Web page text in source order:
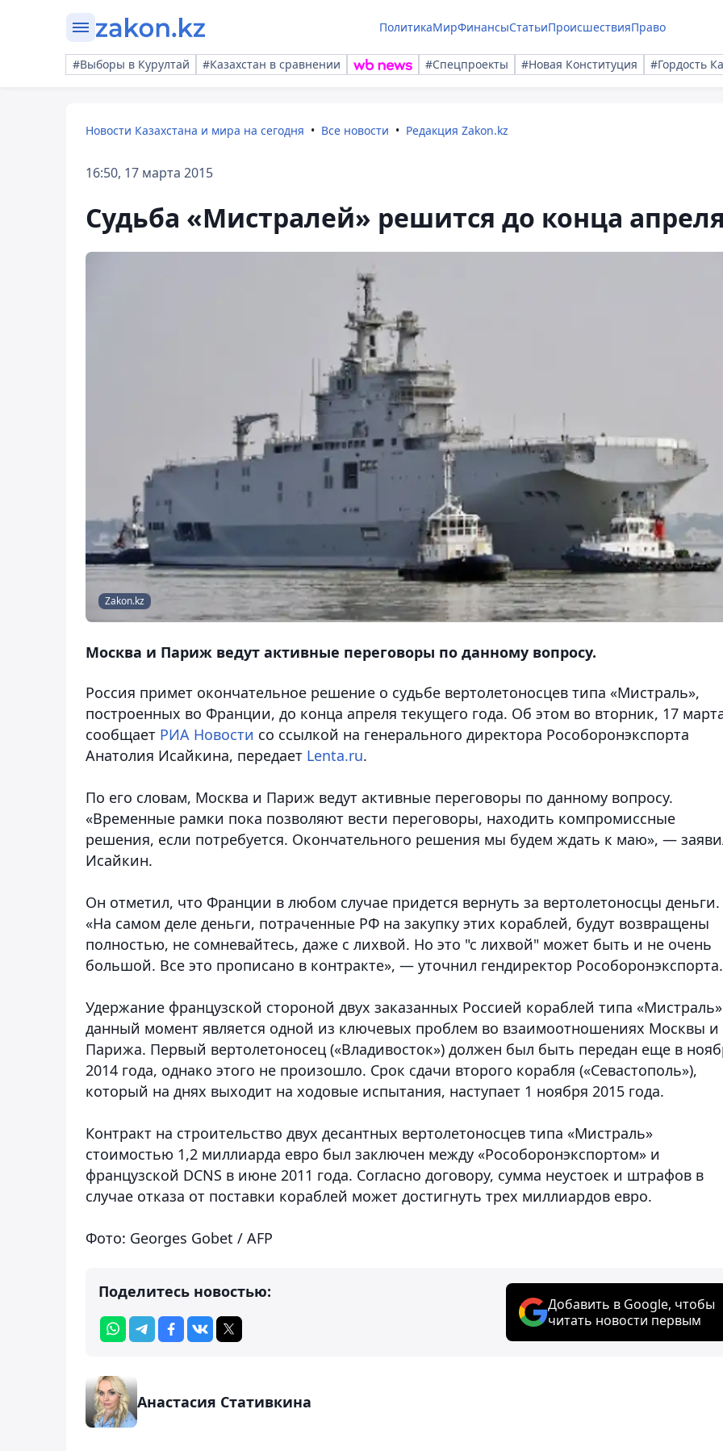
ПолитикаМирФинансыСтатьиПроисшествияПраво
#Выборы в Курултай #Казахстан в сравнении #Спецпроекты #Новая Конституция #Гордость
Новости Казахстана и мира на сегодня Все новости Редакция Zakon.kz
16:50, 17 марта 2015
Судьба «Мистралей» решится до конца
Zakon.kz
Москва и Париж ведут активные переговоры по данному вопросу.
Россия примет окончательное решение о судьбе вертолетоносцев типа «Мистраль»,
построенных во Франции, до конца апреля текущего года. Об этом во вторник, 17
сообщает РИА Новости со ссылкой на генерального директора Рособоронэкспорта
Анатолия Исайкина, передает Lenta.ru.
По его словам, Москва и Париж ведут активные переговоры по данному вопросу.
«Временные рамки пока позволяют вести переговоры, находить компромиссные
решения, если потребуется. Окончательного решения мы будем ждать к маю», —
Исайкин.
Он отметил, что Франции в любом случае придется вернуть за вертолетоносцы деньги.
«На самом деле деньги, потраченные РФ на закупку этих кораблей, будут возвращены
полностью, не сомневайтесь, даже с лихвой. Но это "с лихвой" может быть и не очень
большой. Все это прописано в контракте», — уточнил гендиректор Рособоронэкспорта.
Удержание французской стороной двух заказанных Россией кораблей типа
данный момент является одной из ключевых проблем во взаимоотношениях Москвы и
Парижа. Первый вертолетоносец («Владивосток») должен был быть передан еще в
2014 года, однако этого не произошло. Срок сдачи второго корабля («Севастополь»),
который на днях выходит на ходовые испытания, наступает 1 ноября 2015 года.
Контракт на строительство двух десантных вертолетоносцев типа «Мистраль»
стоимостью 1,2 миллиарда евро был заключен между «Рособоронэкспортом» и
французской DCNS в июне 2011 года. Согласно договору, сумма неустоек и штрафов в
случае отказа от поставки кораблей может достигнуть трех миллиардов евро.
Фото: Georges Gobet / AFP
Поделитесь новостью:
Добавить в Google, чтобы
читать новости первым
Анастасия Стативкина